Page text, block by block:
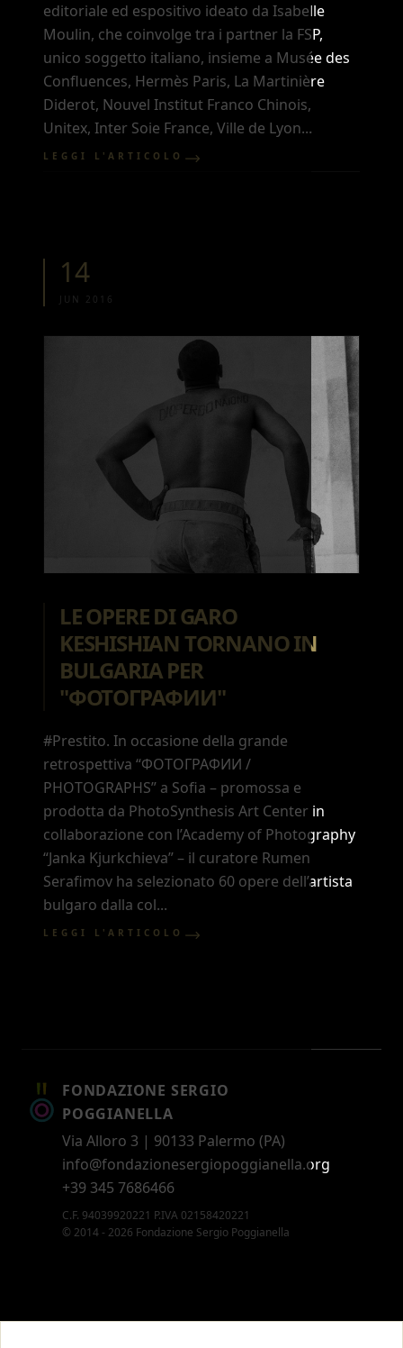
editoriale ed espositivo ideato da Isabelle
Moulin, che coinvolge tra i partner la FSP,
unico soggetto italiano, insieme a Musée des
Confluences, Hermès Paris, La Martinière
Diderot, Nouvel Institut Franco Chinois,
Unitex, Inter Soie France, Ville de Lyon...
LEGGI L'ARTICOLO
14
JUN 2016
LE OPERE DI GARO
KESHISHIAN TORNANO IN
BULGARIA PER
"ФОТОГРАФИИ"
#Prestito. In occasione della grande
retrospettiva “ФОТОГРАФИИ /
PHOTOGRAPHS” a Sofia – promossa e
prodotta da PhotoSynthesis Art Center in
collaborazione con l’Academy of Photography
“Janka Kjurkchieva” – il curatore Rumen
Serafimov ha selezionato 60 opere dell’artista
bulgaro dalla col...
LEGGI L'ARTICOLO
FONDAZIONE SERGIO
POGGIANELLA
Via Alloro 3 | 90133 Palermo (PA)
info@fondazionesergiopoggianella.org
+39 345 7686466
C.F. 94039920221 P.IVA 02158420221
© 2014 - 2026 Fondazione Sergio Poggianella